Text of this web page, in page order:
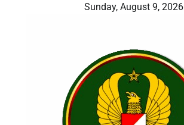
Sunday, August 9, 2026